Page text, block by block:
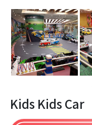
Kids Kids Car